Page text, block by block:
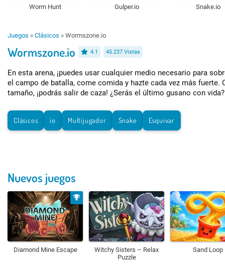
Worm Hunt Gulper.io Snake.io
Juegos » Clásicos » Wormszone.io
Wormszone.io 4.1 45.237 Vistas
En esta arena, ¡puedes usar cualquier medio necesario para
el campo de batalla, come comida y hazte cada vez más fuerte.
tamaño, ¡podrás salir de caza! ¿Serás el último gusano con vida?
Clásicos io Multijugador Snake Esquivar
Nuevos juegos
Diamond Mine Escape
Witchy Sisters – Relax
Puzzle
Sand Loop